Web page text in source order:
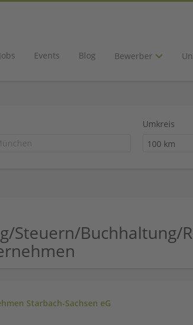
Jobs Events Blog Bewerber
Umkreis
100 km
Steuern/Buchhaltung/
Starbach-Sachsen eG